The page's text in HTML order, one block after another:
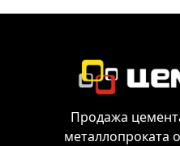
Продажа
металлопроката